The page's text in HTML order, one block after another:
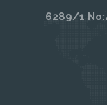
6289/1